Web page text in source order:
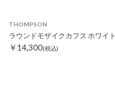
THOMPSON
ラウンドモザイクカフス ホワイト
￥14,300(税込)